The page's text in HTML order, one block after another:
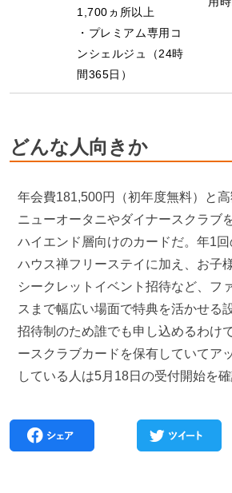
1,700ヵ所以上
プレミアム専用コ
ンシェルジュ（24時
間365日）
どんな人向きか
年会費181,500円（初年度無料）と
ニューオータニやダイナースクラブ
ハイエンド層向けのカードだ。年1
ハウス禅フリーステイに加え、お子
シークレットイベント招待など、フ
スまで幅広い場面で特典を活かせる
招待制のため誰でも申し込めるわけ
ースクラブカードを保有していてア
している人は5月18日の受付開始を確